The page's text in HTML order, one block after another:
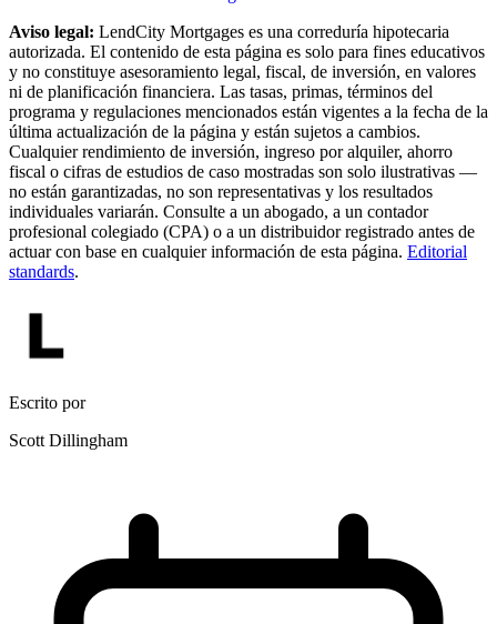
Aviso legal: LendCity Mortgages es una correduría hipotecaria
autorizada. El contenido de esta página es solo para fines educativos
y no constituye asesoramiento legal, fiscal, de inversión, en valores
ni de planificación financiera. Las tasas, primas, términos del
programa y regulaciones mencionados están vigentes a la fecha de la
última actualización de la página y están sujetos a cambios.
Cualquier rendimiento de inversión, ingreso por alquiler, ahorro
fiscal o cifras de estudios de caso mostradas son solo ilustrativas —
no están garantizadas, no son representativas y los resultados
individuales variarán. Consulte a un abogado, a un contador
profesional colegiado (CPA) o a un distribuidor registrado antes de
actuar con base en cualquier información de esta página. Editorial
standards.
Escrito por
Scott Dillingham